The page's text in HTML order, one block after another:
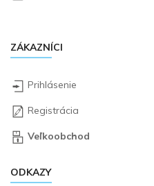
ZÁKAZNÍCI
Prihlásenie
Registrácia
Veľkoobchod
ODKAZY